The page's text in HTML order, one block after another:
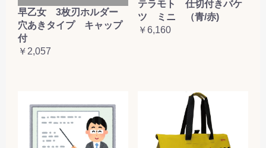
早乙女 3枚刃ホルダー
穴あきタイプ キャップ
付
￥2,057
テラモト 仕切付きバケ
ツ ミニ （青/赤)
￥6,160